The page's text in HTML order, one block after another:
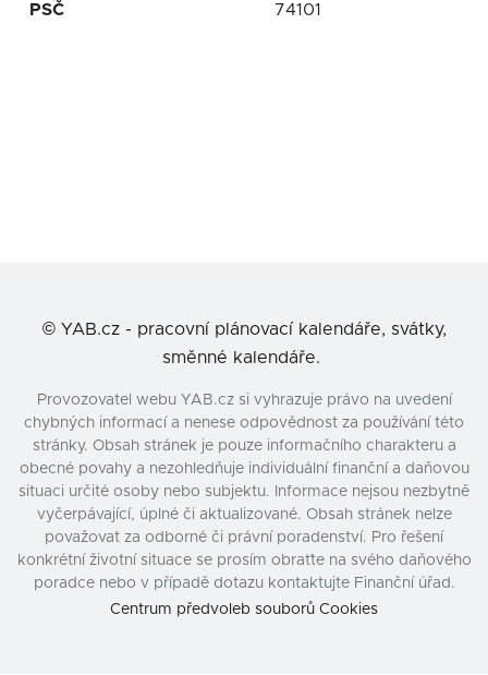
PSČ 74101
© YAB.cz - pracovní plánovací kalendáře, svátky,
směnné kalendáře.
Provozovatel webu YAB.cz si vyhrazuje právo na uvedení
chybných informací a nenese odpovědnost za používání této
stránky. Obsah stránek je pouze informačního charakteru a
obecné povahy a nezohledňuje individuální finanční a daňovou
situaci určité osoby nebo subjektu. Informace nejsou nezbytně
vyčerpávající, úplné či aktualizované. Obsah stránek nelze
považovat za odborné či právní poradenství. Pro řešení
konkrétní životní situace se prosím obraťte na svého daňového
poradce nebo v případě dotazu kontaktujte Finanční úřad.
Centrum předvoleb souborů Cookies